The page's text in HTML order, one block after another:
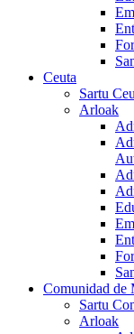
Ceuta
Sartu
Arloak
Comunidad de
Sartu
Arloak